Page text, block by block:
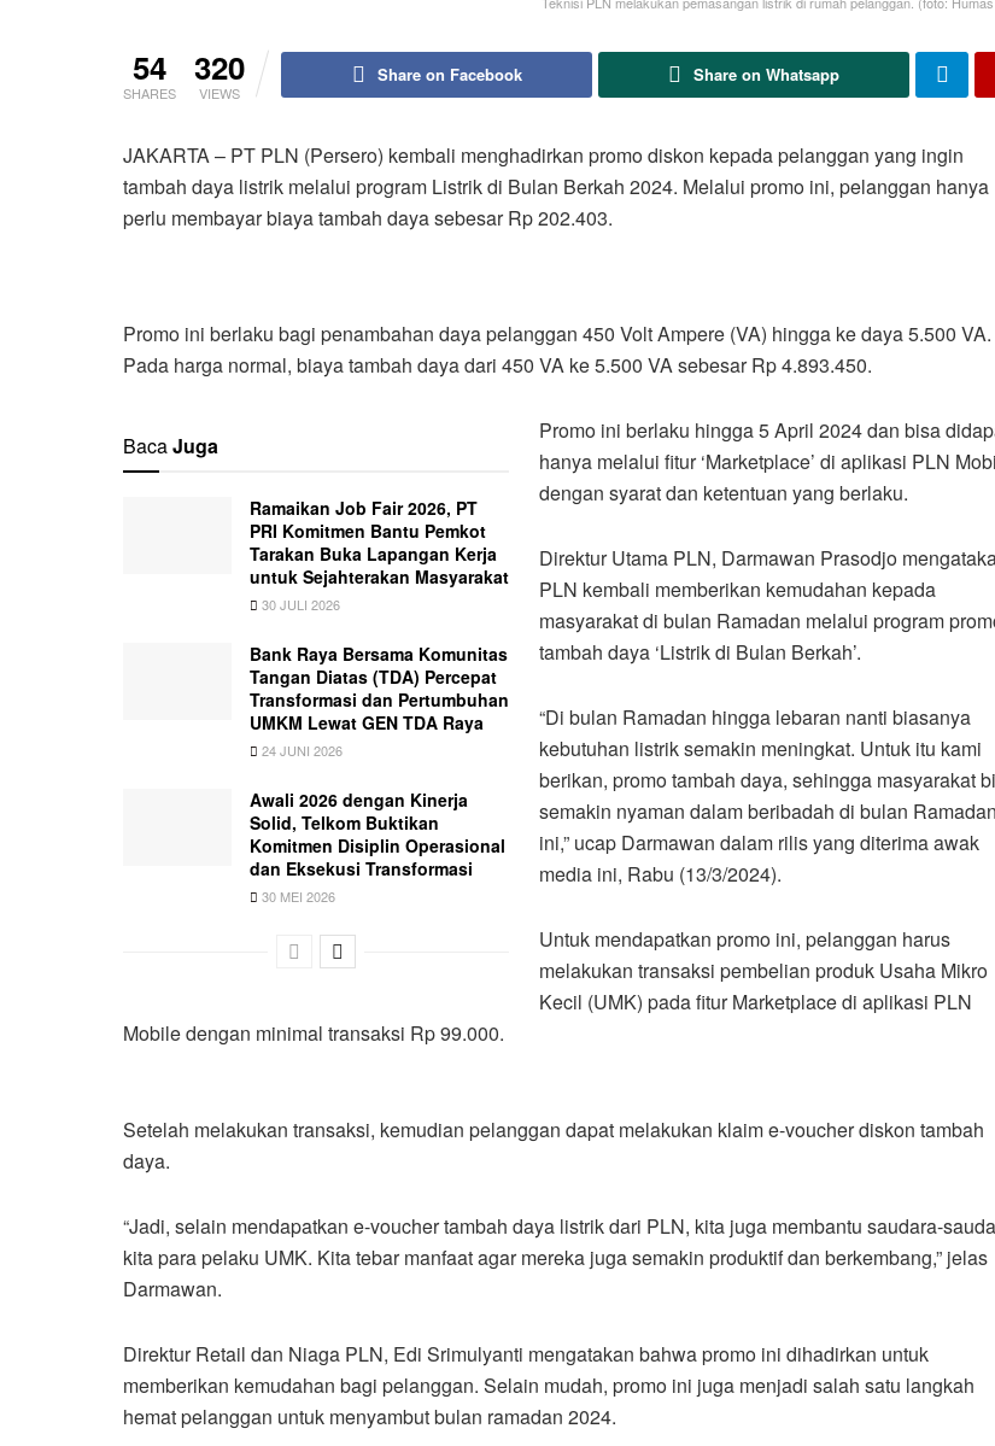
54
SHARES
320
VIEWS
Share on Facebook Share on Whatsapp
JAKARTA – PT PLN (Persero) kembali menghadirkan promo diskon kepada pelanggan yang ingin
tambah daya listrik melalui program Listrik di Bulan Berkah 2024. Melalui promo ini, pelanggan hanya
perlu membayar biaya tambah daya sebesar Rp 202.403.
Promo ini berlaku bagi penambahan daya pelanggan 450 Volt Ampere (VA) hingga ke daya 5.500 VA.
Pada harga normal, biaya tambah daya dari 450 VA ke 5.500 VA sebesar Rp 4.893.450.
BacaJuga
Ramaikan Job Fair 2026, PT
PRI Komitmen Bantu Pemkot
Tarakan Buka Lapangan Kerja
untuk Sejahterakan Masyarakat
30 JULI 2026
Bank Raya Bersama Komunitas
Tangan Diatas (TDA) Percepat
Transformasi dan Pertumbuhan
UMKM Lewat GEN TDA Raya
24 JUNI 2026
Awali 2026 dengan Kinerja
Solid, Telkom Buktikan
Komitmen Disiplin Operasional
dan Eksekusi Transformasi
30 MEI 2026
Promo ini berlaku hingga 5 April 2024 dan bisa
hanya melalui fitur ‘Marketplace’ di aplikasi PLN
dengan syarat dan ketentuan yang berlaku.
Direktur Utama PLN, Darmawan Prasodjo
PLN kembali memberikan kemudahan kepada
masyarakat di bulan Ramadan melalui program
tambah daya ‘Listrik di Bulan Berkah’.
“Di bulan Ramadan hingga lebaran nanti biasanya
kebutuhan listrik semakin meningkat. Untuk itu kami
berikan, promo tambah daya, sehingga masyarakat
semakin nyaman dalam beribadah di bulan Ramadan
ini,” ucap Darmawan dalam rilis yang diterima awak
media ini, Rabu (13/3/2024).
Untuk mendapatkan promo ini, pelanggan harus
melakukan transaksi pembelian produk Usaha Mikro
Kecil (UMK) pada fitur Marketplace di aplikasi PLN
Mobile dengan minimal transaksi Rp 99.000.
Setelah melakukan transaksi, kemudian pelanggan dapat melakukan klaim e-voucher diskon tambah
daya.
“Jadi, selain mendapatkan e-voucher tambah daya listrik dari PLN, kita juga membantu saudara-
kita para pelaku UMK. Kita tebar manfaat agar mereka juga semakin produktif dan berkembang,” jelas
Darmawan.
Direktur Retail dan Niaga PLN, Edi Srimulyanti mengatakan bahwa promo ini dihadirkan untuk
memberikan kemudahan bagi pelanggan. Selain mudah, promo ini juga menjadi salah satu langkah
hemat pelanggan untuk menyambut bulan ramadan 2024.